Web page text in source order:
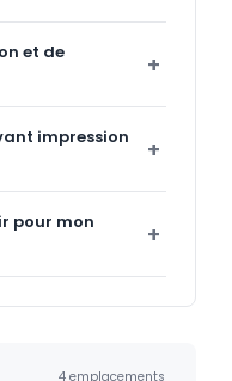
et de
impression
pour mon
4 emplacements